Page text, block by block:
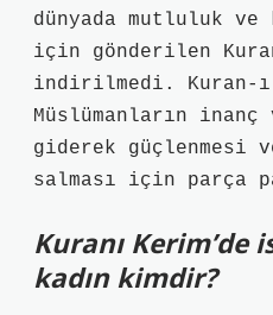
dünyada mutluluk
için gönderilen
indirilmedi. Kuran-ı
Müslümanların
giderek güçlenmesi
salması için parça
Kuranı Kerim’de
kadın kimdir?